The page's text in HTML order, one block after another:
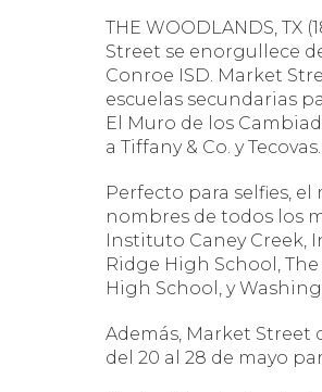
THE WOODLANDS, TX
Street se enorgullece
Conroe ISD. Market
escuelas secundarias
El Muro de los
a Tiffany & Co. y Tecovas.
Perfecto para selfies,
nombres de todos los
Instituto Caney Creek,
Ridge High School,
High School, y
Además, Market Street
del 20 al 28 de mayo